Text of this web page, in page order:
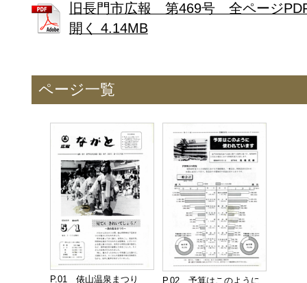
旧長門市広報 第469号 全ページ
開く 4.14MB
ページ一覧
P.01 俵山温泉まつり
P.02 予算はこのように